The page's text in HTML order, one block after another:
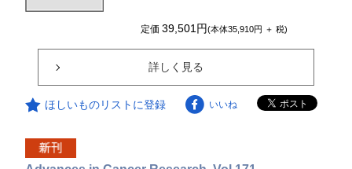
定価39,501円(本体35,910円 ＋ 税)
詳しく見る
ほしいものリストに登録 いいね